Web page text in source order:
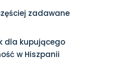
zadawane
dla kupującego
w Hiszpanii